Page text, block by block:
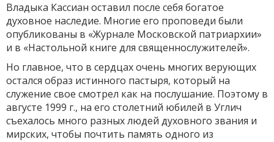
Владыка Кассиан оставил после себя богатое
духовное насле­дие. Многие его проповеди были
опубликованы в «Журнале Москов­ской патриархии»
и в «Настольной книге для священнослужителей».
Но главное, что в сердцах очень многих верующих
остался образ истинного пастыря, который на
служение свое смотрел как на послушание. Поэтому в
августе 1999 г., на его столетний юбилей в Углич
съехалось много разных людей духовного звания и
мирских, чтобы почтить память одного из